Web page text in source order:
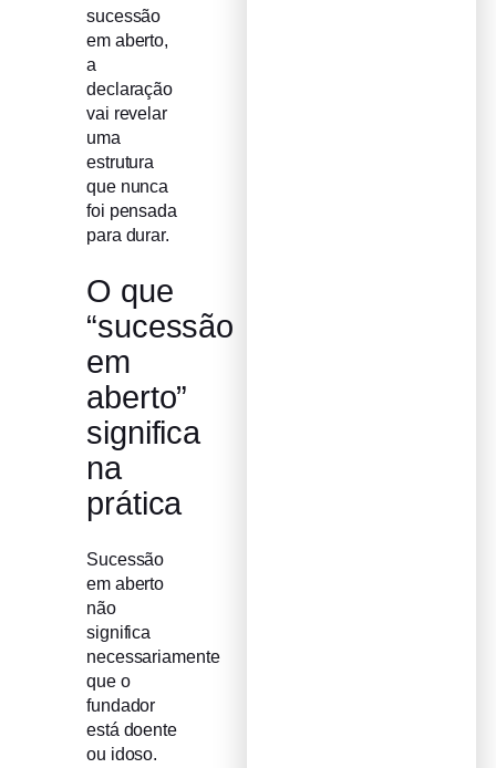
sucessão
em aberto,
a
declaração
vai revelar
uma
estrutura
que nunca
foi pensada
para durar.
O que
“sucessão
em
aberto”
significa
na
prática
Sucessão
em aberto
não
significa
necessariamente
que o
fundador
está doente
ou idoso.